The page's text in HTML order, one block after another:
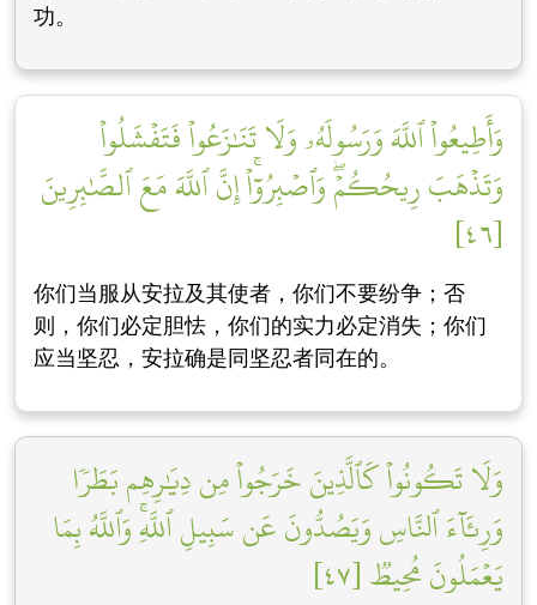
功。
وَأَطِيعُواْ ٱللَّهَ وَرَسُولَهُۥ وَلَا تَنَٰزَعُواْ فَتَفۡشَلُواْ
وَتَذۡهَبَ رِيحُكُمۡۖ وَٱصۡبِرُوٓاْۚ إِنَّ ٱللَّهَ مَعَ ٱلصَّٰبِرِينَ
[٤٦]
你们当服从安拉及其使者，你们不要纷争；否
则，你们必定胆怯，你们的实力必定消失；你们
应当坚忍，安拉确是同坚忍者同在的。
وَلَا تَكُونُواْ كَٱلَّذِينَ خَرَجُواْ مِن دِيَٰرِهِم بَطَرٗا
وَرِئَآءَ ٱلنَّاسِ وَيَصُدُّونَ عَن سَبِيلِ ٱللَّهِۚ وَٱللَّهُ بِمَا
يَعۡمَلُونَ مُحِيطٞ [٤٧]